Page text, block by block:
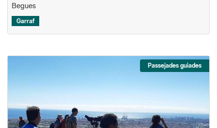
Begues
Garraf
Passejades guiades